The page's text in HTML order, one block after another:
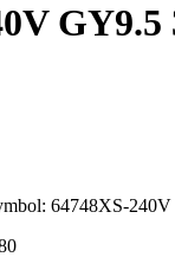
GY9.5
64748XS-240V